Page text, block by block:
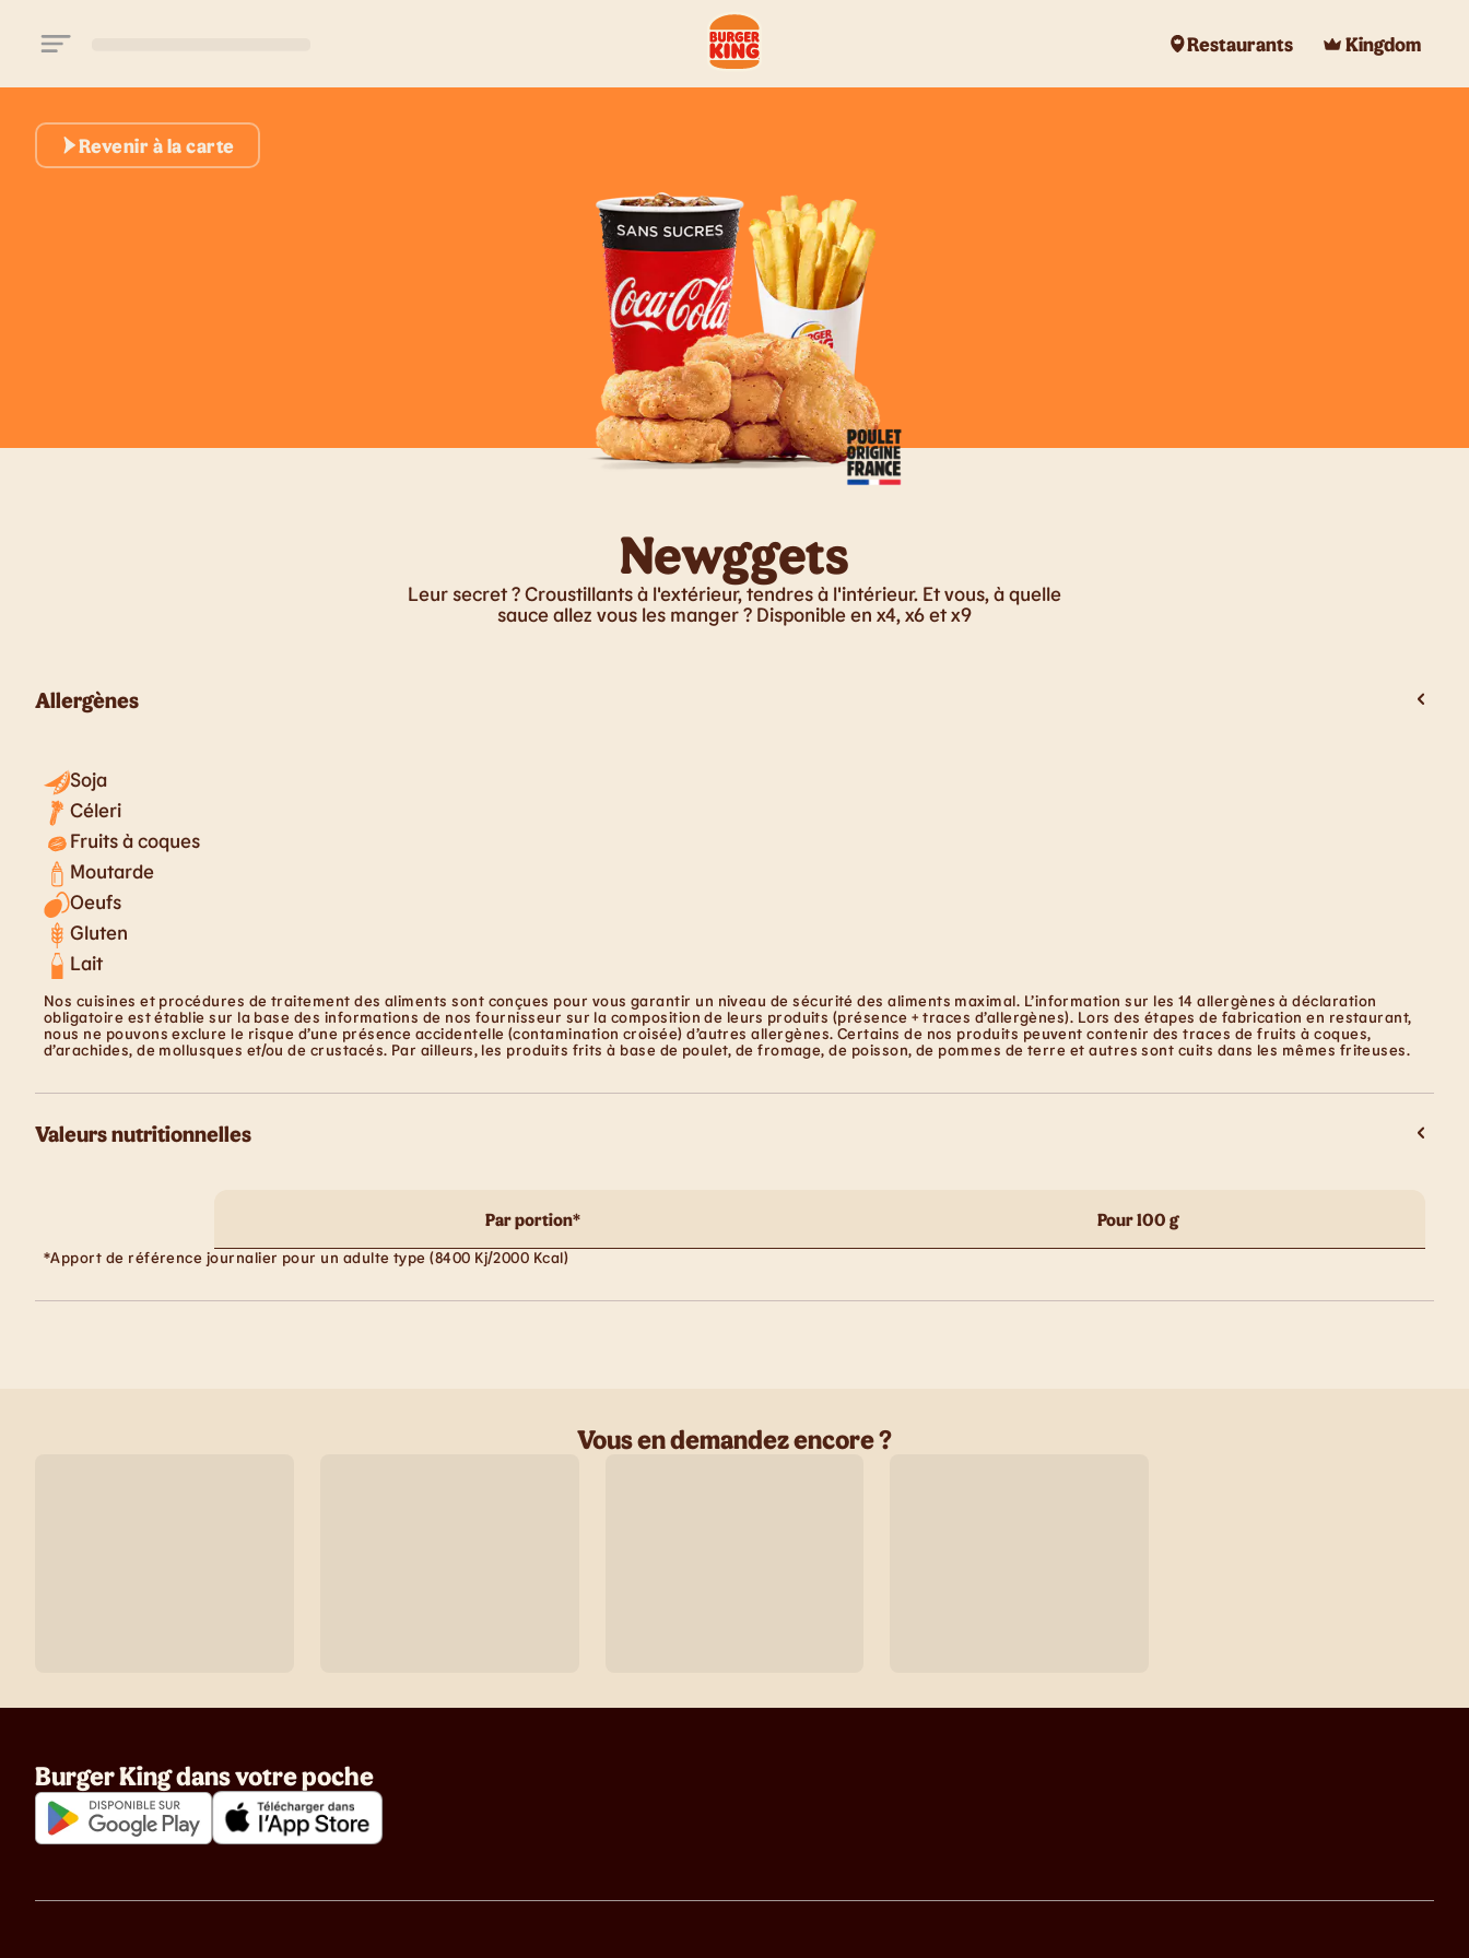
Restaurants
Kingdom
Revenir à la carte
Newggets
Leur secret ? Croustillants à l'extérieur, tendres à l'intérieur. Et vous, à quelle
sauce allez vous les manger ? Disponible en x4, x6 et x9
Allergènes
Soja
Céleri
Fruits à coques
Moutarde
Oeufs
Gluten
Lait
Nos cuisines et procédures de traitement des aliments sont conçues pour vous garantir un niveau de sécurité des aliments maximal. L’information sur les 14 allergènes à déclaration
obligatoire est établie sur la base des informations de nos fournisseur sur la composition de leurs produits (présence + traces d’allergènes). Lors des étapes de fabrication en restaurant,
nous ne pouvons exclure le risque d’une présence accidentelle (contamination croisée) d’autres allergènes. Certains de nos produits peuvent contenir des traces de fruits à coques,
d’arachides, de mollusques et/ou de crustacés. Par ailleurs, les produits frits à base de poulet, de fromage, de poisson, de pommes de terre et autres sont cuits dans les mêmes friteuses.
Valeurs nutritionnelles
Par portion* Pour 100 g
*Apport de référence journalier pour un adulte type (8400 Kj/2000 Kcal)
Vous en demandez encore ?
Burger King dans votre poche